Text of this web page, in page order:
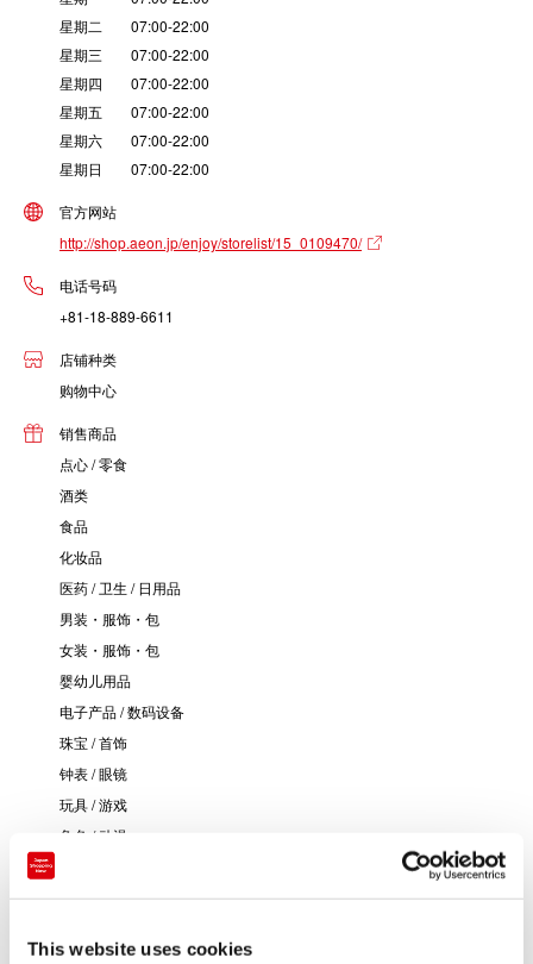
This website uses cookies
星期二 07:00-22:00
星期三 07:00-22:00
星期四 07:00-22:00
星期五 07:00-22:00
星期六 07:00-22:00
星期日 07:00-22:00
官方网站
http://shop.aeon.jp/enjoy/storelist/15_0109470/
电话号码
+81-18-889-6611
店铺种类
购物中心
销售商品
点心 / 零食
酒类
食品
化妆品
医药 / 卫生 / 日用品
男装・服饰・包
女装・服饰・包
婴幼儿用品
电子产品 / 数码设备
珠宝 / 首饰
钟表 / 眼镜
玩具 / 游戏
角色 / 动漫
音乐 / 影像
其他